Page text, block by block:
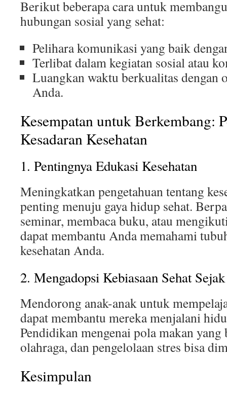
Berikut beberapa cara untuk
hubungan sosial yang sehat:
Pelihara komunikasi yang baik
Terlibat dalam kegiatan sosial atau
Luangkan waktu berkualitas dengan
Anda.
Kesempatan untuk Berkembang:
Kesadaran Kesehatan
1. Pentingnya Edukasi Kesehatan
Meningkatkan pengetahuan tentang
penting menuju gaya hidup sehat.
seminar, membaca buku, atau
dapat membantu Anda memahami
kesehatan Anda.
2. Mengadopsi Kebiasaan Sehat
Mendorong anak-anak untuk
dapat membantu mereka menjalani
Pendidikan mengenai pola makan
olahraga, dan pengelolaan stres bisa
Kesimpulan